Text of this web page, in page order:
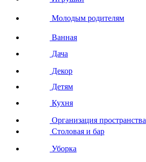
Молодым родителям
Ванная
Дача
Декор
Детям
Кухня
Организация пространства
Столовая и бар
Уборка